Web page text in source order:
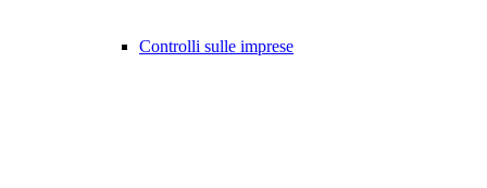
Controlli sulle imprese